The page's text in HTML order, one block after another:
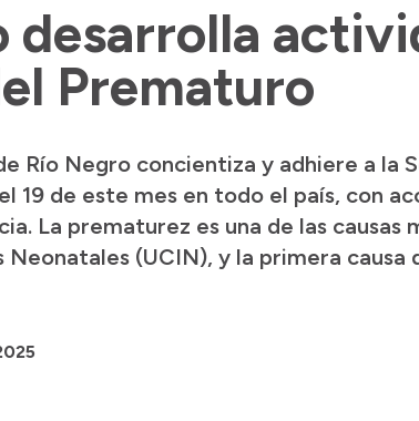
desarrolla
Prematuro
Río Negro concientiza y adhiere a la
19 de este mes en todo el país, con
La prematurez es una de las
Neonatales (UCIN), y la primera